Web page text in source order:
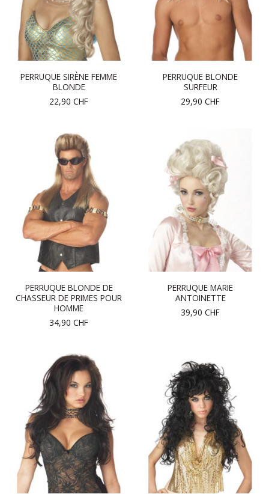
PERRUQUE SIRÈNE FEMME
BLONDE
22,90 CHF
PERRUQUE BLONDE
SURFEUR
29,90 CHF
PERRUQUE BLONDE DE
CHASSEUR DE PRIMES POUR
HOMME
34,90 CHF
PERRUQUE MARIE
ANTOINETTE
39,90 CHF